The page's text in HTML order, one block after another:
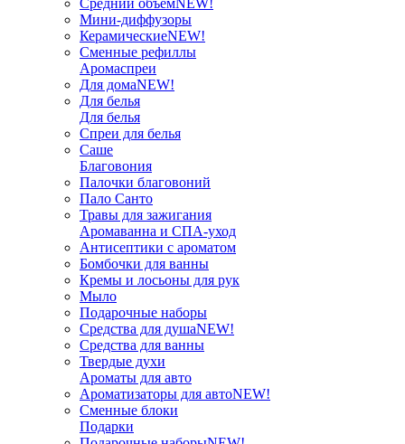
Средний объемNEW!
Мини-диффузоры
КерамическиеNEW!
Сменные рефиллы
Аромаспреи
Для домаNEW!
Для белья
Для белья
Спреи для белья
Саше
Благовония
Палочки благовоний
Пало Санто
Травы для зажигания
Аромаванна и СПА-уход
Антисептики с ароматом
Бомбочки для ванны
Кремы и лосьоны для рук
Мыло
Подарочные наборы
Средства для душаNEW!
Средства для ванны
Твердые духи
Ароматы для авто
Ароматизаторы для автоNEW!
Сменные блоки
Подарки